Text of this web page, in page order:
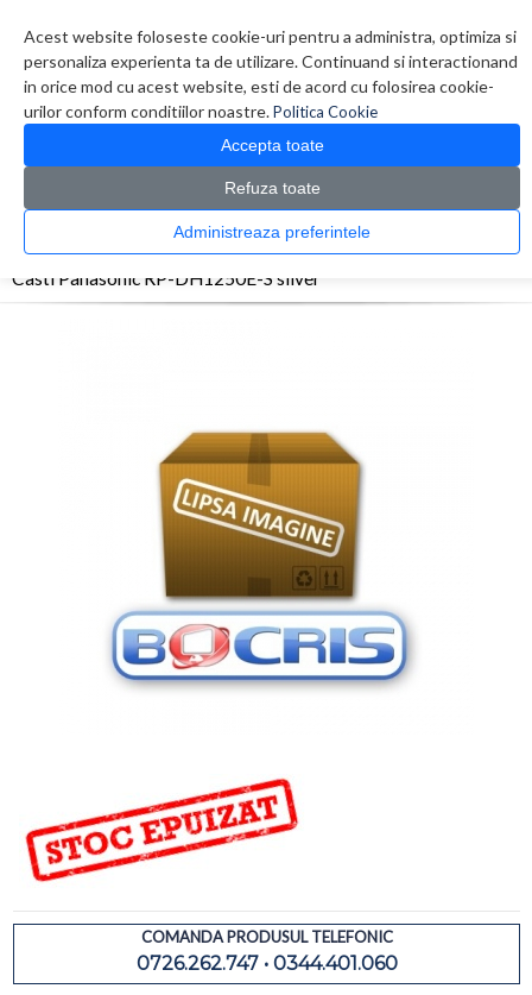
Acest website foloseste cookie-uri pentru a administra, optimiza si
personaliza experienta ta de utilizare. Continuand si interactionand
in orice mod cu acest website, esti de acord cu folosirea cookie-
urilor conform conditiilor noastre.Politica Cookie
Accepta toate
Refuza toate
Administreaza preferintele
0 produs(e)
CATALOG PRODUSE
> Casti > Casti Panasonic RP-DH1250E-S silver
Casti Panasonic RP-DH1250E-S silver
COMANDA PRODUSUL TELEFONIC
0726.262.747 • 0344.401.060